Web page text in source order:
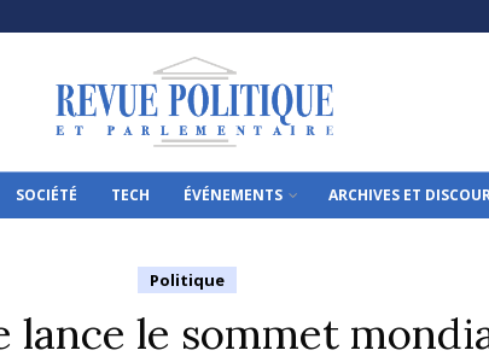
SOCIÉTÉ TECH ÉVÉNEMENTS ARCHIVES ET
Politique
lance le sommet